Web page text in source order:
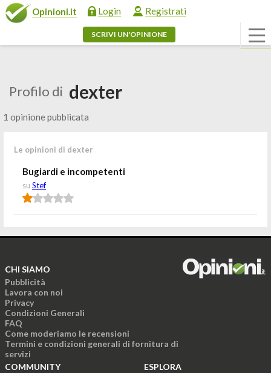
Opinioni.it Login Registrati
SCRIVI UN'OPINIONE
Profilo di dexter
1 opinione pubblicata
Le opinioni di dexter
Bugiardi e incompetenti
su Stef
CHI SIAMO
Pubblicità
Lavora con noi
Privacy
Condizioni Generali
FAQ
Come moderiamo le recensioni
Termini e condizioni generali di fornitura di
servizi
COMMUNITY
ESPLORA